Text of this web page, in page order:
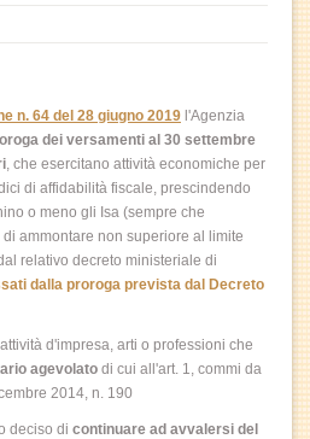
n. 64 del 28 giugno 2019 l'Agenzia
dei versamenti al 30 settembre
, che esercitano attività economiche per
di affidabilità fiscale, prescindendo
o meno gli Isa (sempre che
ammontare non superiore al limite
relativo decreto ministeriale di
dalla proroga prevista dal Decreto
d'impresa, arti o professioni che
agevolato di cui all'art. 1, commi da
2014, n. 190
deciso di continuare ad avvalersi del